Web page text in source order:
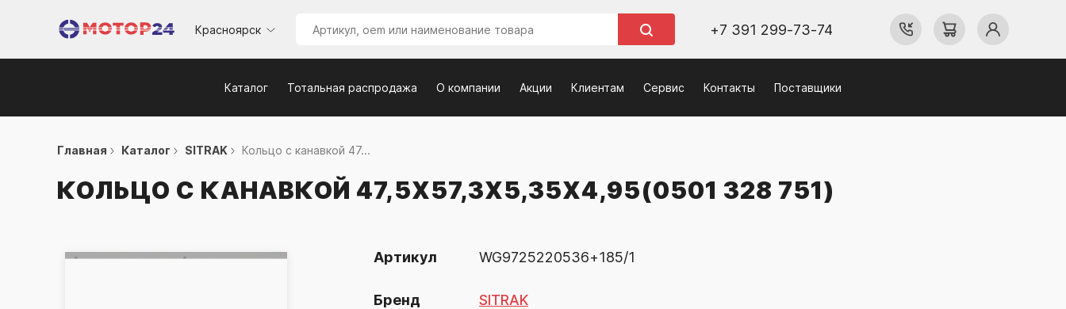
Красноярск +7 391 299-73-74
Каталог Тотальная распродажа О компании Акции Клиентам Сервис Контакты Поставщики
Главная Каталог SITRAK Кольцо с канавкой 47...
КОЛЬЦО С КАНАВКОЙ 47,5Х57,3Х5,35Х4,95(0501 328 751)
Артикул WG9725220536+185/1
Бренд SITRAK